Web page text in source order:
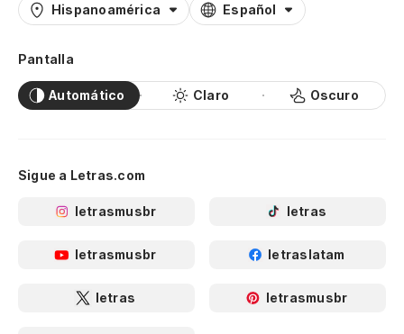
Hispanoamérica Español
Pantalla
Automático Claro Oscuro
Sigue a Letras.com
letrasmusbr letras
letrasmusbr letraslatam
letras letrasmusbr